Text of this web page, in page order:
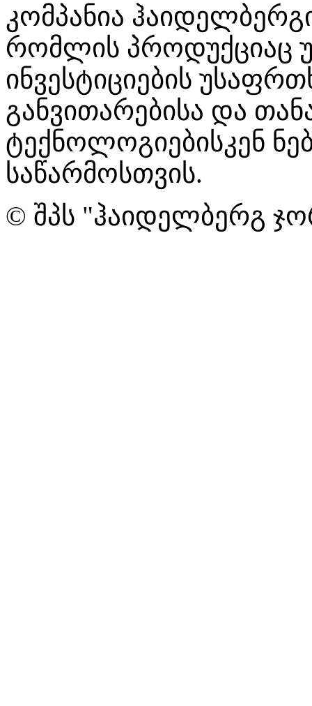
კომპანია
რომლის პროდუქციაც
ინვესტიციების
განვითარებისა და
ტექნოლოგიებისკენ
საწარმოსთვის.
© შპს "ჰაიდელბერგ